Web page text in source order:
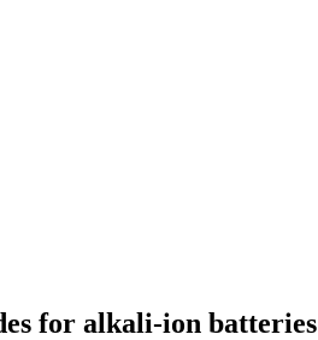
for alkali-ion batteries